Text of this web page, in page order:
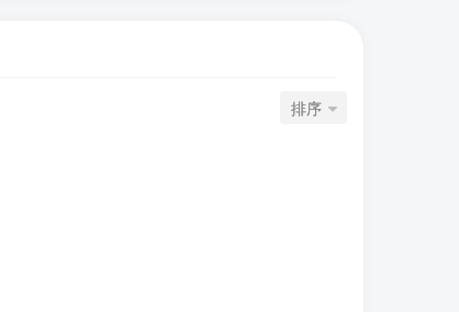
排序